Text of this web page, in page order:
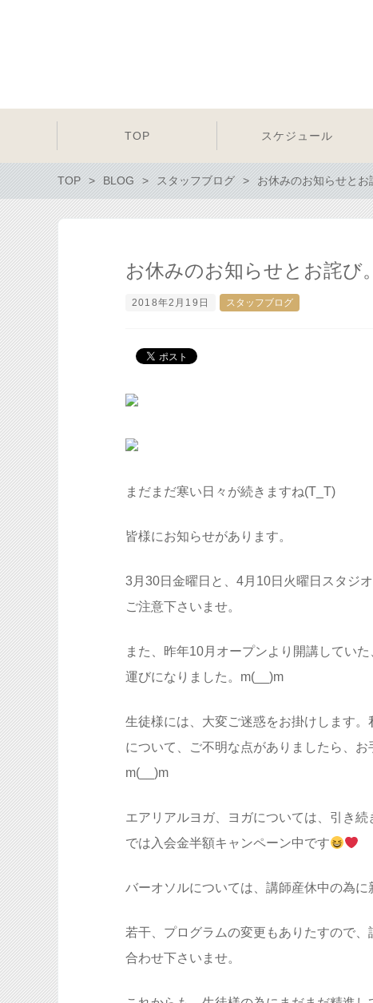
TOP スケジュール
TOP BLOG スタッフブログ お休みのお知らせとお
お休みのお知らせとお詫び。
2018年2月19日 スタッフブログ
まだまだ寒い日々が続きますね(T_T)
皆様にお知らせがあります。
3月30日金曜日と、4月10日火曜日スタジ
ご注意下さいませ。
また、昨年10月オープンより開講してい
運びになりました。m(__)m
生徒様には、大変ご迷惑をお掛けします
について、ご不明な点がありましたら、
m(__)m
エアリアルヨガ、ヨガについては、引き
では入会金半額キャンペーン中です
バーオソルについては、講師産休中の為に
若干、プログラムの変更もありたすので
合わせ下さいませ。